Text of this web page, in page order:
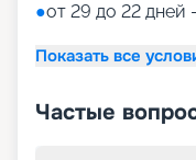
●от 29 до 22 дней
Показать все
Частые